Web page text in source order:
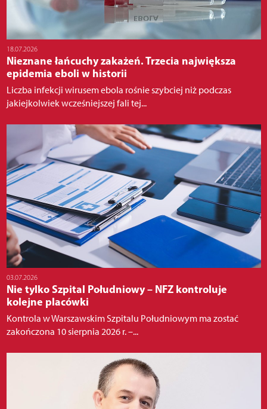
18.07.2026
Nieznane łańcuchy zakażeń. Trzecia największa
epidemia eboli w historii
Liczba infekcji wirusem ebola rośnie szybciej niż podczas
jakiejkolwiek wcześniejszej fali tej...
03.07.2026
Nie tylko Szpital Południowy – NFZ kontroluje
kolejne placówki
Kontrola w Warszawskim Szpitalu Południowym ma zostać
zakończona 10 sierpnia 2026 r. –...